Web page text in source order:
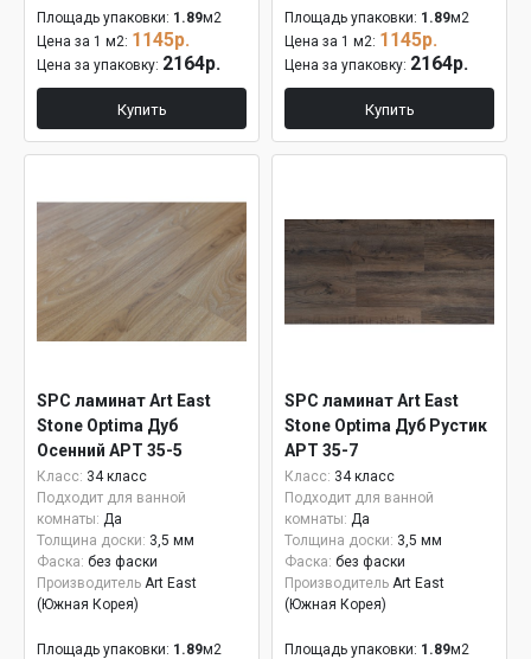
Площадь упаковки: 1.89м2
Цена за 1 м2: 1145р.
Цена за упаковку: 2164р.
Купить
Площадь упаковки: 1.89м2
Цена за 1 м2: 1145р.
Цена за упаковку: 2164р.
Купить
SPC ламинат Art East
Stone Optima Дуб
Осенний APT 35-5
Класс: 34 класс
Подходит для ванной
комнаты: Да
Толщина доски: 3,5 мм
Фаска: без фаски
Производитель Art East
(Южная Корея)
Площадь упаковки: 1.89м2
SPC ламинат Art East
Stone Optima Дуб Рустик
APT 35-7
Класс: 34 класс
Подходит для ванной
комнаты: Да
Толщина доски: 3,5 мм
Фаска: без фаски
Производитель Art East
(Южная Корея)
Площадь упаковки: 1.89м2